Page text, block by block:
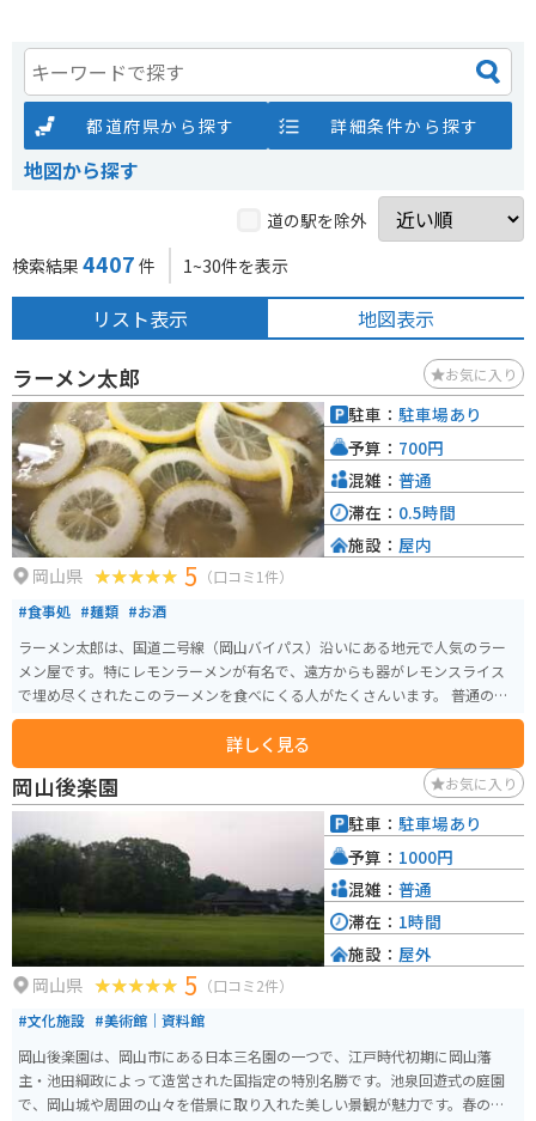
都道府県から探す 詳細条件から探す
地図から探す
道の駅を除外
検索結果 4407 件 1~30件を表示
リスト表示 地図表示
ラーメン太郎 お気に入り
岡山県 5 （口コミ1件）
#食事処 #麺類 #お酒
ラーメン太郎は、国道二号線（岡山バイパス）沿いにある地元で人気のラー
メン屋です。特にレモンラーメンが有名で、遠方からも器がレモンスライス
で埋め尽くされたこのラーメンを食べにくる人がたくさんいます。 普通のラ
ーメンは、なぜかこのお店では、他のお店ではチャーシューメンのような、
チャーシューがたくさん載ったラーメンが出てきます。味は豚骨醤油で中太
麺がスープに絡んで、非常に旨いです。写真にあるチャーシューメンのよう
なラーメン（並）が700円、お財布に優しい価格設定も嬉しいです。
詳しく見る
駐車： 駐車場あり
予算： 700円
混雑： 普通
滞在： 0.5時間
施設： 屋内
岡山後楽園 お気に入り
岡山県 5 （口コミ2件）
#文化施設 #美術館｜資料館
岡山後楽園は、岡山市にある日本三名園の一つで、江戸時代初期に岡山藩
主・池田綱政によって造営された国指定の特別名勝です。池泉回遊式の庭園
で、岡山城や周囲の山々を借景に取り入れた美しい景観が魅力です。春の桜
駐車： 駐車場あり
予算： 1000円
混雑： 普通
滞在： 1時間
施設： 屋外